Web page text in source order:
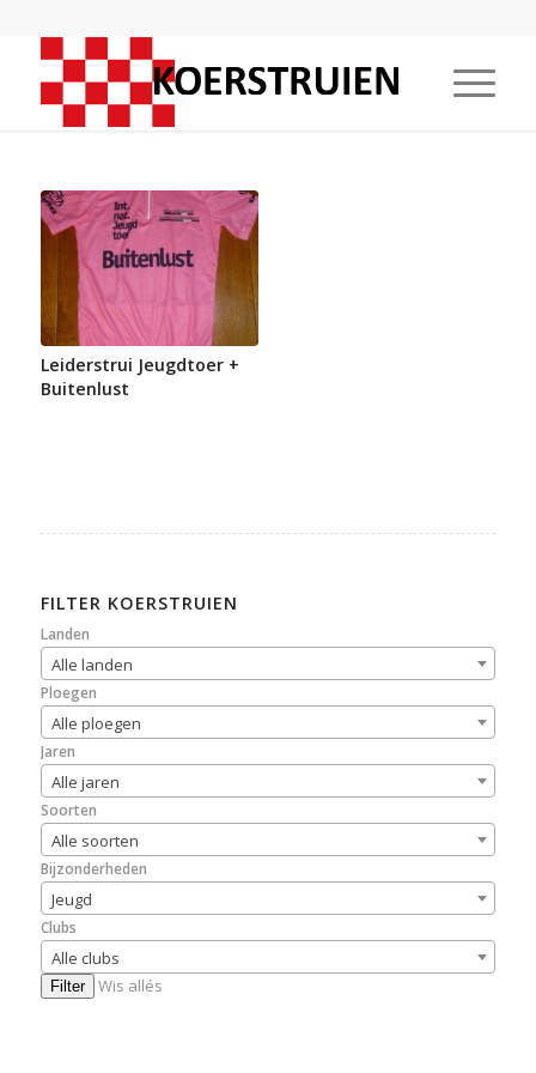
Leiderstrui Jeugdtoer +
Buitenlust
FILTER KOERSTRUIEN
Landen
Alle landen
Ploegen
Alle ploegen
Jaren
Alle jaren
Soorten
Alle soorten
Bijzonderheden
Jeugd
Clubs
Alle clubs
Filter Wis allés